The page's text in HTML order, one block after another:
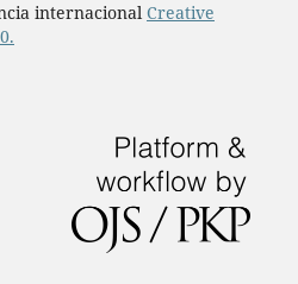
internacional Creative